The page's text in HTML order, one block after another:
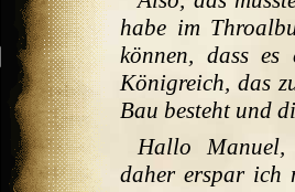
habe im
können, dass
Königreich, das
Bau besteht und
Hallo Manuel,
daher erspar ich